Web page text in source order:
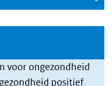
voor ongezondheid
positief